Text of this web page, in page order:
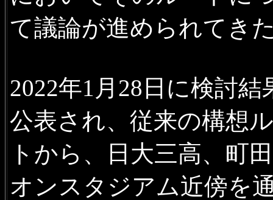
て議論が進められてき
2022年1月28日に検討結
公表され、従来の構想
トから、日大三高、町
オンスタジアム近傍を